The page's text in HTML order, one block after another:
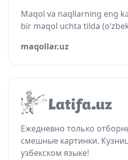
Maqol va naqllarning eng
bir maqol uchta tilda
maqollar.uz
Ежедневно только
смешные картинки.
узбекском языке!